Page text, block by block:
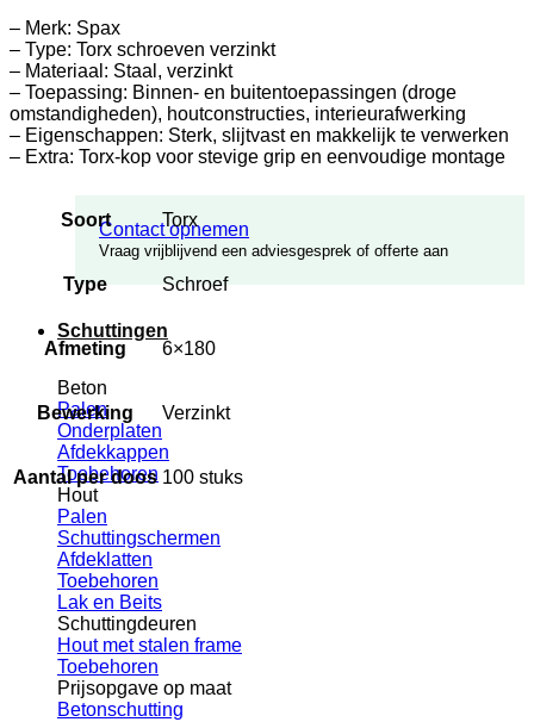
Contact opnemen
Vraag vrijblijvend een adviesgesprek of offerte aan
Schuttingen
Beton
Palen
Onderplaten
Afdekkappen
Toebehoren
Hout
Palen
Schuttingschermen
Afdeklatten
Toebehoren
Lak en Beits
Schuttingdeuren
Hout met stalen frame
Toebehoren
Prijsopgave op maat
Betonschutting
– Merk: Spax
– Type: Torx schroeven verzinkt
– Materiaal: Staal, verzinkt
– Toepassing: Binnen- en buitentoepassingen (droge
omstandigheden), houtconstructies, interieurafwerking
– Eigenschappen: Sterk, slijtvast en makkelijk te verwerken
– Extra: Torx-kop voor stevige grip en eenvoudige montage
Soort Torx
Type Schroef
Afmeting 6×180
Bewerking Verzinkt
Aantal per doos 100 stuks